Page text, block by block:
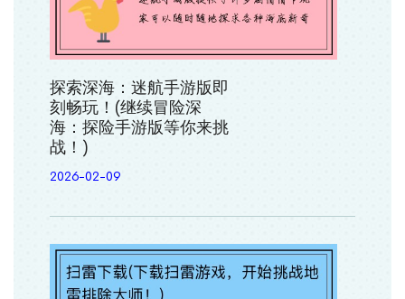
探索深海：迷航手游版即
刻畅玩！(继续冒险深
海：探险手游版等你来挑
战！)
2026-02-09